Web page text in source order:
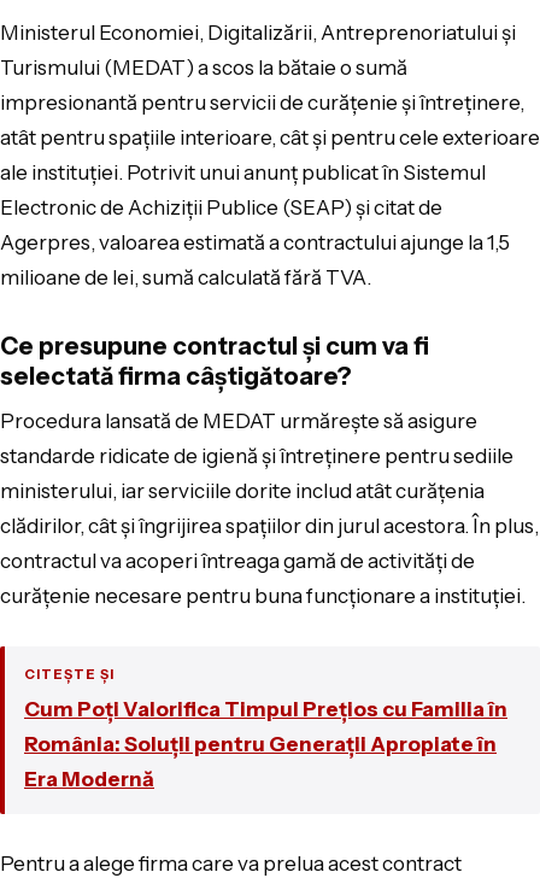
Ministerul Economiei, Digitalizării, Antreprenoriatului și
Turismului (MEDAT) a scos la bătaie o sumă
impresionantă pentru servicii de curățenie și întreținere,
atât pentru spațiile interioare, cât și pentru cele exterioare
ale instituției. Potrivit unui anunț publicat în Sistemul
Electronic de Achiziții Publice (SEAP) și citat de
Agerpres, valoarea estimată a contractului ajunge la 1,5
milioane de lei, sumă calculată fără TVA.
Ce presupune contractul și cum va fi
selectată firma câștigătoare?
Procedura lansată de MEDAT urmărește să asigure
standarde ridicate de igienă și întreținere pentru sediile
ministerului, iar serviciile dorite includ atât curățenia
clădirilor, cât și îngrijirea spațiilor din jurul acestora. În plus,
contractul va acoperi întreaga gamă de activități de
curățenie necesare pentru buna funcționare a instituției.
CITEȘTE ȘI
Cum Poți Valorifica Timpul Prețios cu Familia în
România: Soluții pentru Generații Apropiate în
Era Modernă
Pentru a alege firma care va prelua acest contract